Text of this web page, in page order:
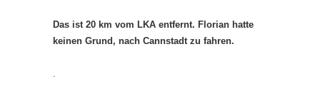
Das ist 20 km vom LKA entfernt. Florian hatte
keinen Grund, nach Cannstadt zu fahren.
.